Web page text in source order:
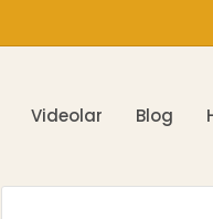
Videolar Blog